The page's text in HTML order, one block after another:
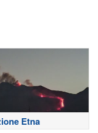
Etna